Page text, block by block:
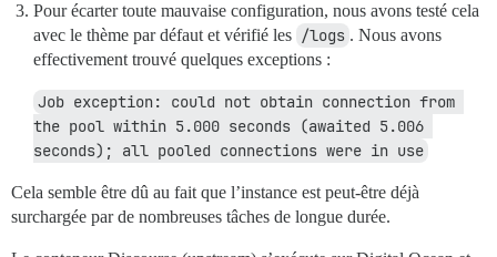
Pour écarter toute mauvaise configuration, nous avons testé cela
avec le thème par défaut et vérifié les /logs . Nous avons
effectivement trouvé quelques exceptions :
Job exception: could not obtain connection from
the pool within 5.000 seconds (awaited 5.006
seconds); all pooled connections were in use
Cela semble être dû au fait que l’instance est peut-être déjà
surchargée par de nombreuses tâches de longue durée.